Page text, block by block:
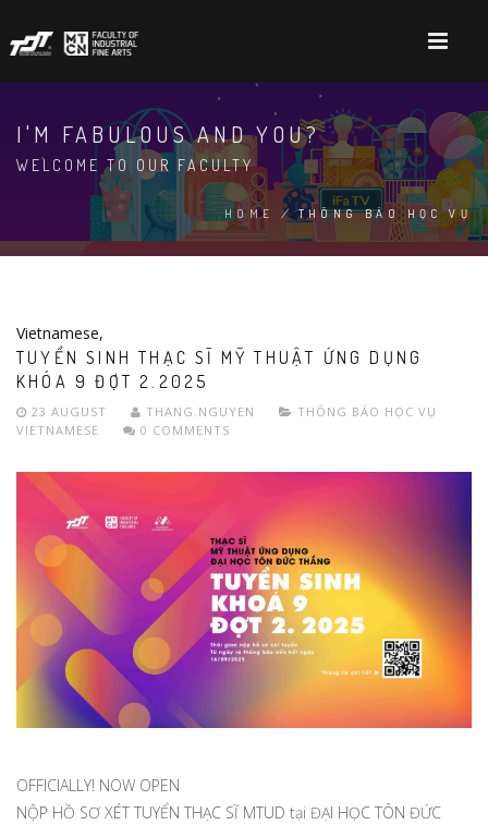
to
main
content
I'M FABULOUS AND YOU?
WELCOME TO OUR FACULTY
BREADCRUMB
HOME /THÔNG BÁO HỌC VỤ
Vietnamese,
TUYỂN SINH THẠC SĨ MỸ THUẬT ỨNG DỤNG
KHÓA 9 ĐỢT 2.2025
23 AUGUST THANG.NGUYEN
THÔNG BÁO HỌC VỤ
VIETNAMESE
0 COMMENTS
OFFICIALLY! NOW OPEN
NỘP HỒ SƠ XÉT TUYỂN THẠC SĨ MTUD tại ĐẠI HỌC TÔN ĐỨC